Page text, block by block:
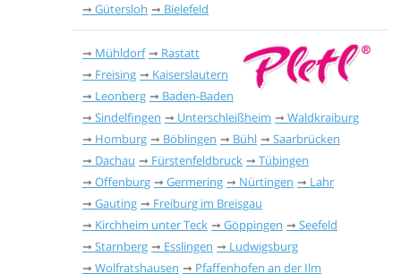
Gütersloh
Bielefeld
Mühldorf
Rastatt
Freising
Kaiserslautern
Leonberg
Baden-Baden
Sindelfingen
Unterschleißheim
Waldkraiburg
Homburg
Böblingen Bühl
Saarbrücken
Dachau
Fürstenfeldbruck
Tübingen
Offenburg
Germering Nürtingen
Lahr
Gauting
Freiburg im Breisgau
Kirchheim unter Teck
Göppingen
Seefeld
Starnberg
Esslingen
Ludwigsburg
Wolfratshausen
Pfaffenhofen an der Ilm